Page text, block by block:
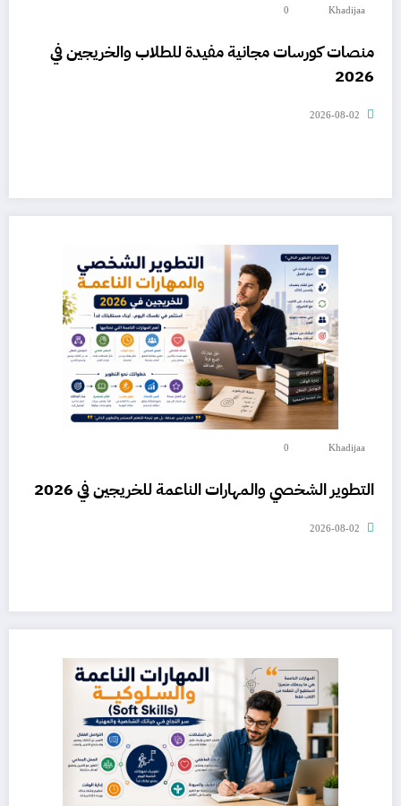
Khadijaa
0
منصات كورسات مجانية مفيدة للطلاب والخريجين في
2026
2026-08-02
Khadijaa
0
التطوير الشخصي والمهارات الناعمة للخريجين في 2026
2026-08-02